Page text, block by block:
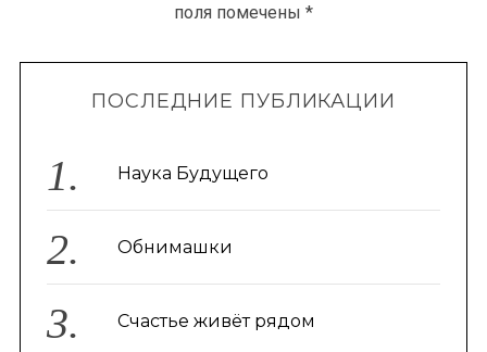
поля помечены *
ПОСЛЕДНИЕ ПУБЛИКАЦИИ
Наука Будущего
Обнимашки
Счастье живёт рядом